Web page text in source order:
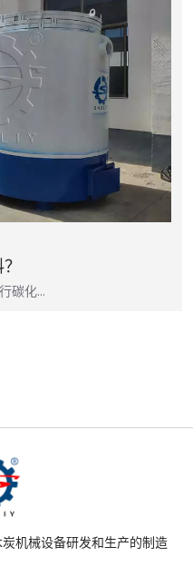
碳化…
机械设备研发和生产的制造